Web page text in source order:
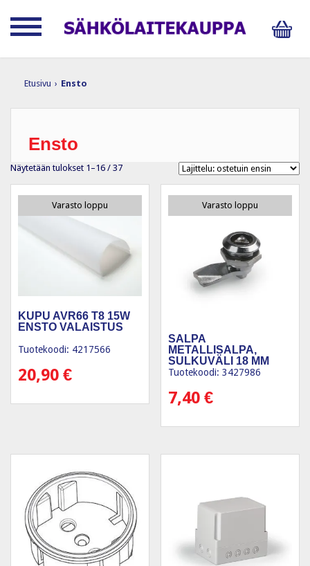
Etusivu › Ensto
Ensto
Näytetään tulokset 1–16 / 37Suosituimmat
Varasto loppu
KUPU AVR66 T8 15W
ENSTO VALAISTUS
Tuotekoodi: 4217566
20,90 €
Varasto loppu
SALPA
METALLISALPA,
SULKUVÄLI 18 MM
Tuotekoodi: 3427986
7,40€